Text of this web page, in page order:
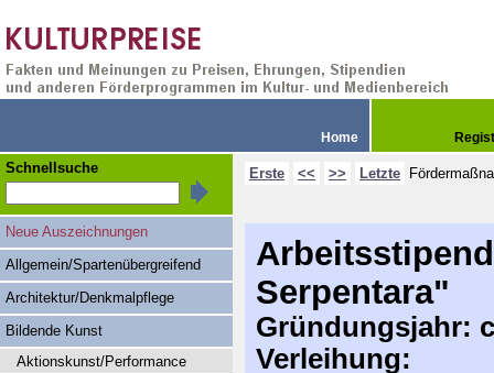
Home
Erste << >> Letzte
Serpentara"
Gründungsjahr:
Verleihung:
Schnellsuche
Neue Auszeichnungen
Allgemein/Spartenübergreifend
Architektur/Denkmalpflege
Bildende Kunst
Aktionskunst/Performance